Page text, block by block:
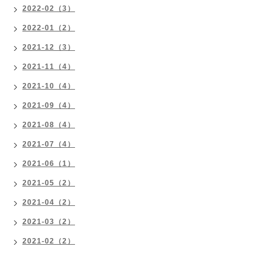
2022-02（3）
2022-01（2）
2021-12（3）
2021-11（4）
2021-10（4）
2021-09（4）
2021-08（4）
2021-07（4）
2021-06（1）
2021-05（2）
2021-04（2）
2021-03（2）
2021-02（2）